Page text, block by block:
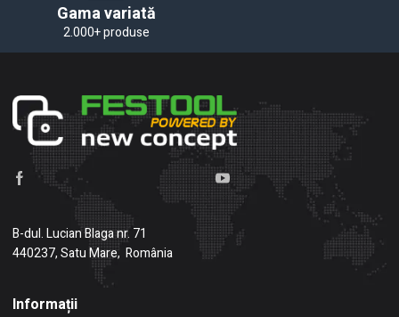
Gama variată
2.000+ produse
B-dul. Lucian Blaga nr. 71
440237, Satu Mare, România
Informații